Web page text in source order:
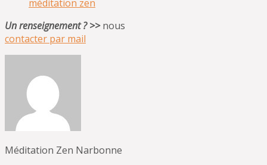
méditation zen
Un renseignement ? >>nous
contacter par mail
Méditation Zen Narbonne